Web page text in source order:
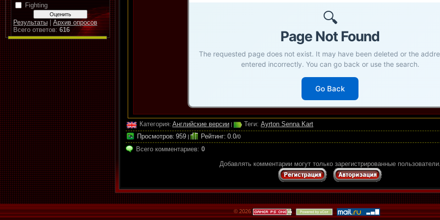
Fighting
Результаты
Архив опросов
Всего ответов: 616
Категория: Английские версии | Теги: Ayrton Senna Kart
Просмотров: 959 | Рейтинг: 0.0/0
Всего комментариев: 0
Добавлять комментарии могут только зарегистрированные
© 2026